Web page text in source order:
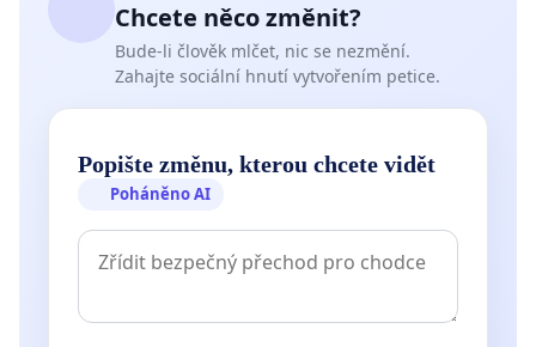
Chcete něco změnit?
Bude-li člověk mlčet, nic se nezmění.
Zahajte sociální hnutí vytvořením petice.
Popište změnu, kterou chcete vidět
Poháněno AI